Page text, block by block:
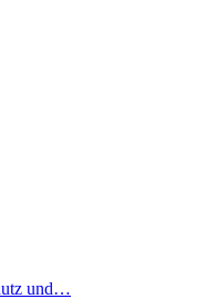
und…